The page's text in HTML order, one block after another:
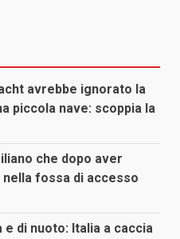
avrebbe ignorato la
piccola nave: scoppia la
che dopo aver
fossa di accesso
di nuoto: Italia a caccia